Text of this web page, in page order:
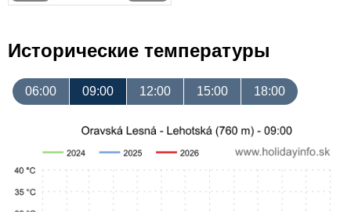
Исторические температуры
06:00 09:00 12:00 15:00 18:00